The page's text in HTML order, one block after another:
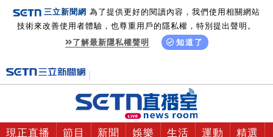
三立新聞網 為了提供更好的閱讀內容，我們使用相關網站
技術來改善使用者體驗，也尊重用戶的隱私權，特別提出聲明。
了解最新隱私權聲明
知道了
現正直播 節目 新聞 娛樂 生活 運動 精選